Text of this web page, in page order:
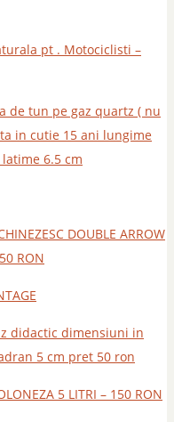
pt . Motociclisti –
de tun pe gaz quartz ( nu
in cutie 15 ani lungime
6.5 cm
DOUBLE ARROW
RON
didactic dimensiuni in
5 cm pret 50 ron
5 LITRI – 150 RON